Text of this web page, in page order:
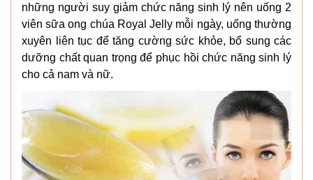
những người suy giảm chức năng sinh lý nên uống 2
viên sữa ong chúa Royal Jelly mỗi ngày, uống thường
xuyên liên tục để tăng cường sức khỏe, bổ sung các
dưỡng chất quan trọng để phục hồi chức năng sinh lý
cho cả nam và nữ.